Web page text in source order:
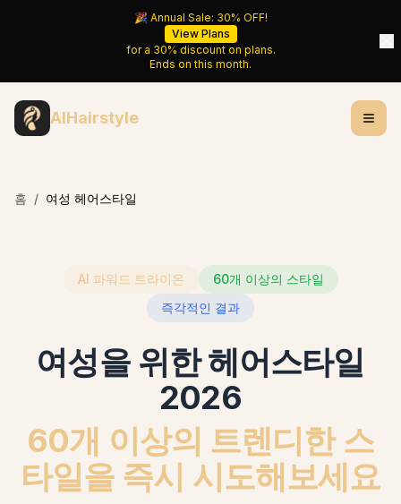
🎉 Annual Sale: 30% OFF!
View Plans
for a 30% discount on plans.
Ends onthis month.
AIHairstyle
홈 / 여성 헤어스타일
AI 파워드 트라이온
60개 이상의 스타일
즉각적인 결과
여성을 위한 헤어스타일
2026
60개 이상의 트렌디한 스
타일을 즉시 시도해보세요